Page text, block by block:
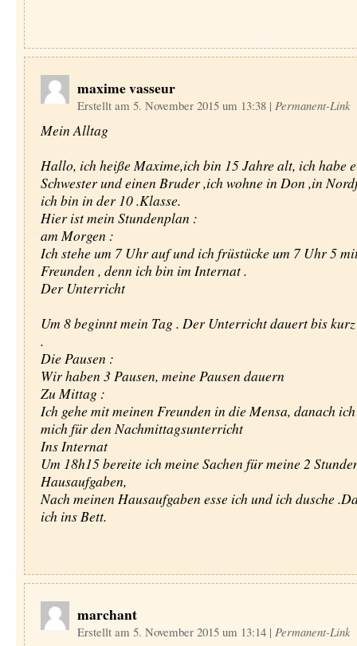
maxime vasseur
Erstellt am 5. November 2015 um 13:38 | Permanent-Link
Mein Alltag
Hallo, ich heiße Maxime,ich bin 15 Jahre alt, ich habe
Schwester und einen Bruder ,ich wohne in Don ,in
ich bin in der 10 .Klasse.
Hier ist mein Stundenplan :
am Morgen :
Ich stehe um 7 Uhr auf und ich früstücke um 7 Uhr 5
Freunden , denn ich bin im Internat .
Der Unterricht
Um 8 beginnt mein Tag . Der Unterricht dauert bis
.
Die Pausen :
Wir haben 3 Pausen, meine Pausen dauern
Zu Mittag :
Ich gehe mit meinen Freunden in die Mensa, danach
mich für den Nachmittagsunterricht
Ins Internat
Um 18h15 bereite ich meine Sachen für meine 2
Hausaufgaben,
Nach meinen Hausaufgaben esse ich und ich dusche
ich ins Bett.
marchant
Erstellt am 5. November 2015 um 13:14 | Permanent-Link